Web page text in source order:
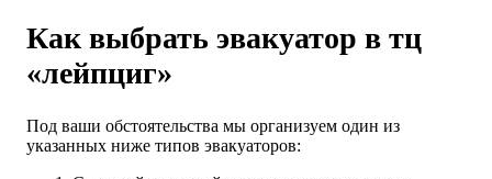
Как выбрать эвакуатор в тц
«лейпциг»
Под ваши обстоятельства мы организуем один из
указанных ниже типов эвакуаторов: